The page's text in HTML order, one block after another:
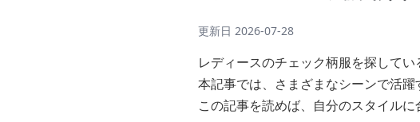
更新日 2026-07-28
レディースのチェック柄服を探して
本記事では、さまざまなシーンで活躍
この記事を読めば、自分のスタイル